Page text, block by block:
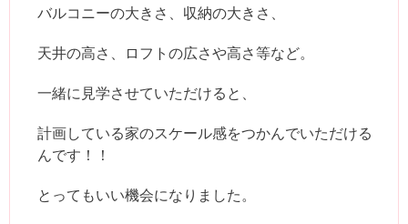
バルコニーの大きさ、収納の大きさ、
天井の高さ、ロフトの広さや高さ等など。
一緒に見学させていただけると、
計画している家のスケール感をつかんでいただける
んです！！
とってもいい機会になりました。